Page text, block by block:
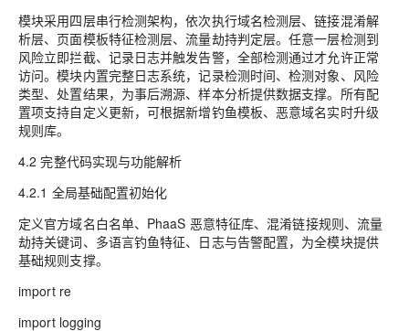
模块采用四层串行检测架构，依次执行域名检测层、链接混淆解
析层、页面模板特征检测层、流量劫持判定层。任意一层检测到
风险立即拦截、记录日志并触发告警，全部检测通过才允许正常
访问。模块内置完整日志系统，记录检测时间、检测对象、风险
类型、处置结果，为事后溯源、样本分析提供数据支撑。所有配
置项支持自定义更新，可根据新增钓鱼模板、恶意域名实时升级
规则库。
4.2 完整代码实现与功能解析
4.2.1 全局基础配置初始化
定义官方域名白名单、PhaaS 恶意特征库、混淆链接规则、流量
劫持关键词、多语言钓鱼特征、日志与告警配置，为全模块提供
基础规则支撑。
import re
import logging